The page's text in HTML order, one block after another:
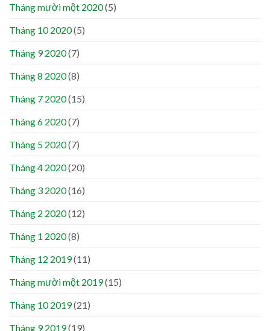
Tháng mười một 2020(5)
Tháng 10 2020(5)
Tháng 9 2020(7)
Tháng 8 2020(8)
Tháng 7 2020(15)
Tháng 6 2020(7)
Tháng 5 2020(7)
Tháng 4 2020(20)
Tháng 3 2020(16)
Tháng 2 2020(12)
Tháng 1 2020(8)
Tháng 12 2019(11)
Tháng mười một 2019(15)
Tháng 10 2019(21)
Tháng 9 2019(19)